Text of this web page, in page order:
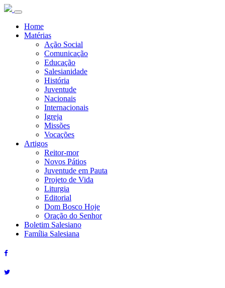
Home
Matérias
Ação Social
Comunicação
Educação
Salesianidade
História
Juventude
Nacionais
Internacionais
Igreja
Missões
Vocações
Artigos
Reitor-mor
Novos Pátios
Juventude em Pauta
Projeto de Vida
Liturgia
Editorial
Dom Bosco Hoje
Oração do Senhor
Boletim Salesiano
Família Salesiana